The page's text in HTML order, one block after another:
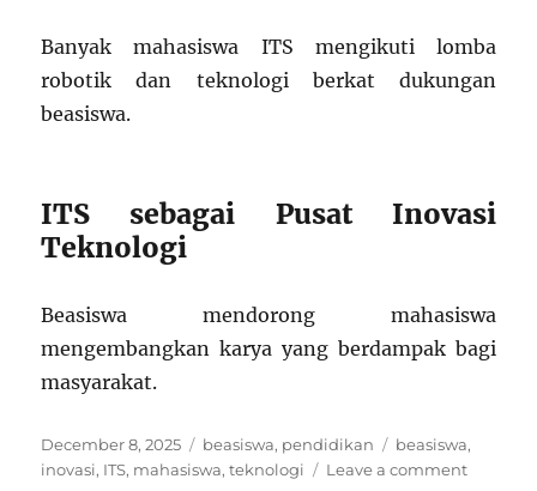
Banyak mahasiswa ITS mengikuti lomba
robotik dan teknologi berkat dukungan
beasiswa.
ITS sebagai Pusat Inovasi
Teknologi
Beasiswa mendorong mahasiswa
mengembangkan karya yang berdampak bagi
masyarakat.
Posted
on
December 8, 2025 Categories
beasiswa, pendidikan Tags
beasiswa,
inovasi, ITS, mahasiswa,teknologi Leave a commenton